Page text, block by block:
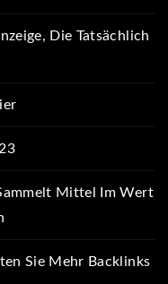
Die Tatsächlich
Mittel Im Wert
Sie Mehr Backlinks